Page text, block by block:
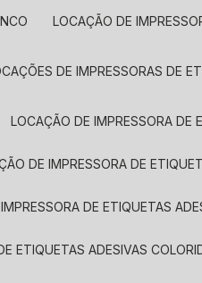
LOCAÇÃO DE
DE IMPRESSORAS DE
LOCAÇÃO DE IMPRESSORA DE
DE IMPRESSORA DE
IMPRESSORA DE ETIQUETAS
ETIQUETAS ADESIVAS